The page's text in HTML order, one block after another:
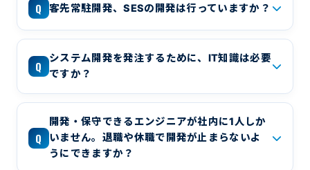
Q 客先常駐開発、SESの開発は行っていますか？
Q
システム開発を発注するために、IT知識は必要
ですか？
Q
開発・保守できるエンジニアが社内に1人しか
いません。退職や休職で開発が止まらないよ
うにできますか？